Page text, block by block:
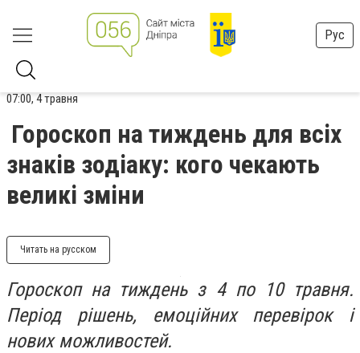
Рус
07:00, 4 травня
Гороскоп на тиждень для всіх
знаків зодіаку: кого чекають
великі зміни
Читать на русском
Гороскоп на тиждень з 4 по 10 травня.
Період рішень, емоційних перевірок і
нових можливостей.